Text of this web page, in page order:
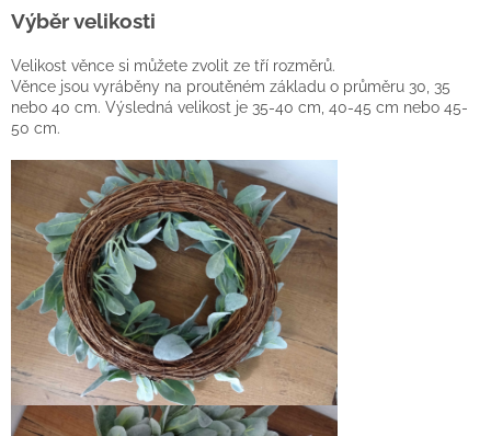
Výběr velikosti
Velikost věnce si můžete zvolit ze tří rozměrů.
Věnce jsou vyráběny na proutěném základu o průměru 30, 35
nebo 40 cm. Výsledná velikost je 35-40 cm, 40-45 cm nebo 45-
50 cm.